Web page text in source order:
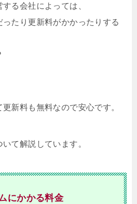
る会社によっては、
たり更新料がかかったりする
新料も無料なので安心です。
て解説しています。
にかかる料金